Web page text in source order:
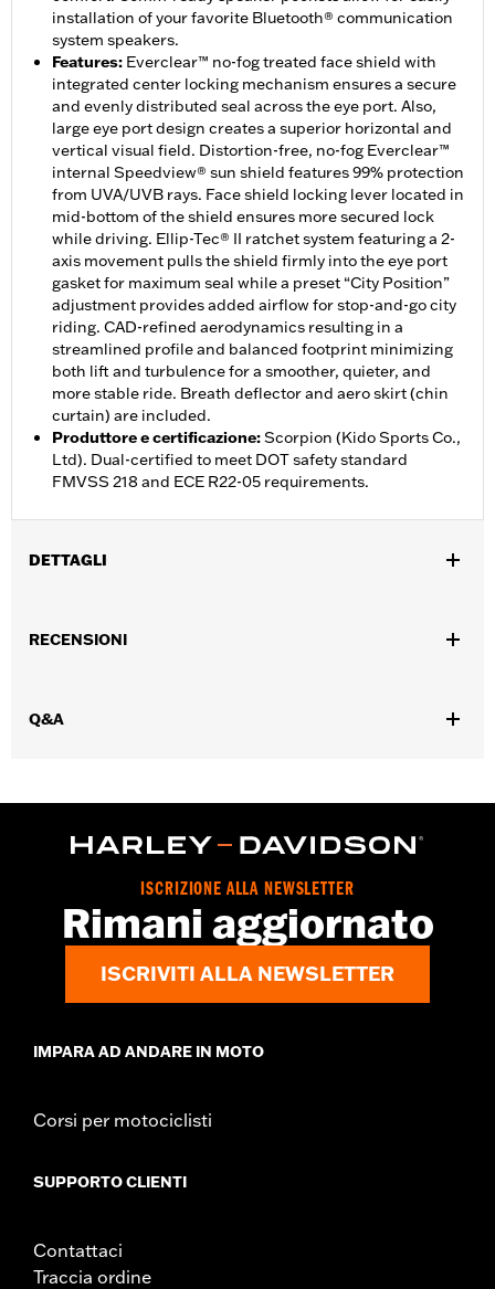
installation of your favorite Bluetooth® communication
system speakers.
Features: Everclear™ no-fog treated face shield with
integrated center locking mechanism ensures a secure
and evenly distributed seal across the eye port. Also,
large eye port design creates a superior horizontal and
vertical visual field. Distortion-free, no-fog Everclear™
internal Speedview® sun shield features 99% protection
from UVA/UVB rays. Face shield locking lever located in
mid-bottom of the shield ensures more secured lock
while driving. Ellip-Tec® II ratchet system featuring a 2-
axis movement pulls the shield firmly into the eye port
gasket for maximum seal while a preset “City Position”
adjustment provides added airflow for stop-and-go city
riding. CAD-refined aerodynamics resulting in a
streamlined profile and balanced footprint minimizing
both lift and turbulence for a smoother, quieter, and
more stable ride. Breath deflector and aero skirt (chin
curtain) are included.
Produttore e certificazione:Scorpion (Kido Sports Co.,
Ltd). Dual-certified to meet DOT safety standard
FMVSS 218 and ECE R22-05 requirements.
DETTAGLI
Caratteristiche funzionali:
www.h-d.com/warranty
Shop To Be:Cool
RECENSIONI
Q&A
ISCRIZIONE ALLA NEWSLETTER
Rimani aggiornato
ISCRIVITI ALLA NEWSLETTER
IMPARA AD ANDARE IN MOTO
Corsi per motociclisti
SUPPORTO CLIENTI
Contattaci
Traccia ordine